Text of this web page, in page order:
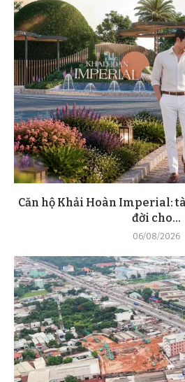
Căn hộ Khải Hoàn Imperial:
đời cho...
06/08/2026